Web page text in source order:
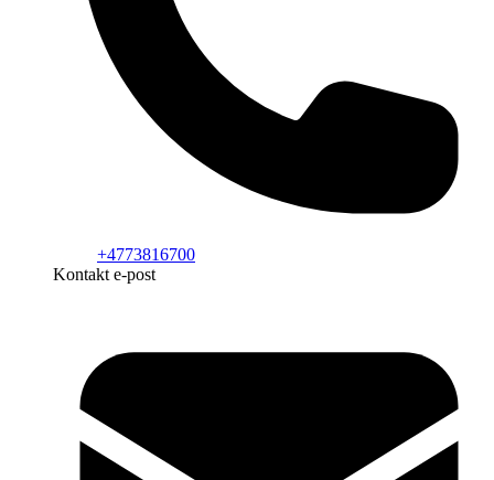
+4773816700
Kontakt e-post